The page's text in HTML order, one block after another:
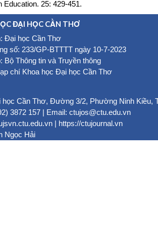
Education. 25: 429-451.
ĐẠI HỌC CẦN THƠ
Đại học Cần Thơ
số: 233/GP-BTTTT ngày 10-7-2023
Bộ Thông tin và Truyền thông
chí Khoa học Đại học Cần Thơ
Cần Thơ, Đường 3/2, Phường Ninh Kiều,
3872 157 | Email: ctujos@ctu.edu.vn
| https://ctujournal.vn
Ngọc Hải